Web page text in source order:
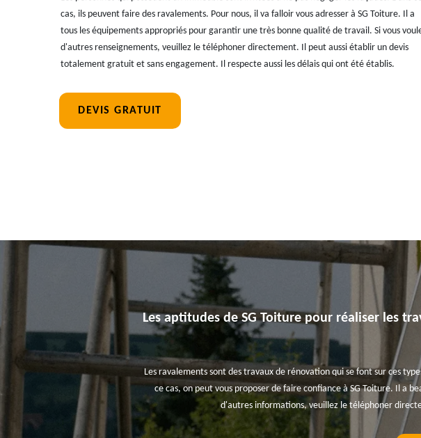
cas, ils peuvent faire des ravalements. Pour nous, il va falloir vous adresser à SG Toiture. Il a
tous les équipements appropriés pour garantir une très bonne qualité de travail. Si vous
d'autres renseignements, veuillez le téléphoner directement. Il peut aussi établir un devis
totalement gratuit et sans engagement. Il respecte aussi les délais qui ont été établis.
DEVIS GRATUIT
Les aptitudes de SG Toiture pour réaliser les
Les ravalements sont des travaux de rénovation qui se font sur ces
ce cas, on peut vous proposer de faire confiance à SG Toiture. Il a
d'autres informations, veuillez le téléphoner